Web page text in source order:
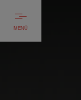
MENÜ